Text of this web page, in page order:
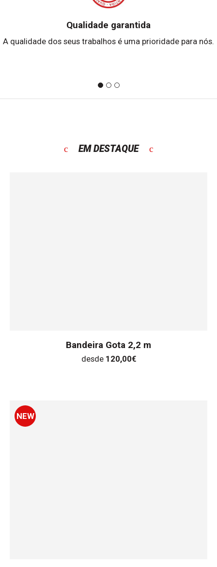
Qualidade garantida
A qualidade dos seus trabalhos é uma prioridade para nós.
EM DESTAQUE
Bandeira Gota 2,2 m
desde 120,00€
NEW